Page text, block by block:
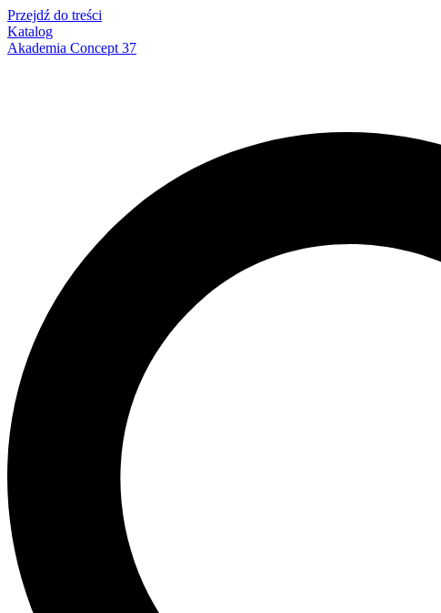
Przejdź do treści
Katalog
Akademia Concept 37